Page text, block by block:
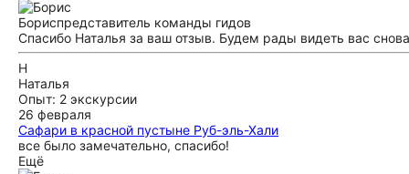
Бориспредставитель команды гидов
Спасибо Наталья за ваш отзыв. Будем рады видеть вас
Н
Наталья
Опыт: 2 экскурсии
26 февраля
Сафари в красной пустыне Руб-эль-Хали
все было замечательно, спасибо!
Ещё